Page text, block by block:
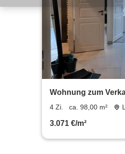
Wohnung zum
4 Zi. ca. 98,00 m²
3.071 €/m²